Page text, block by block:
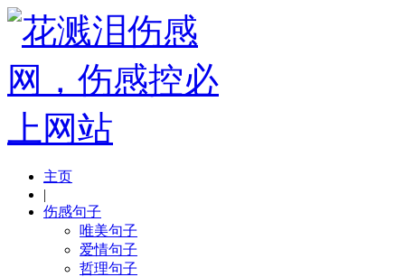
主页
|
伤感句子
唯美句子
爱情句子
哲理句子